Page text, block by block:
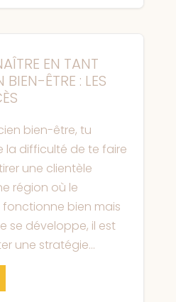
EN TANT
ÊTRE : LES
bien-être, tu
la difficulté de te faire
une clientèle
région où le
bien mais
se développe, il est
une stratégie...